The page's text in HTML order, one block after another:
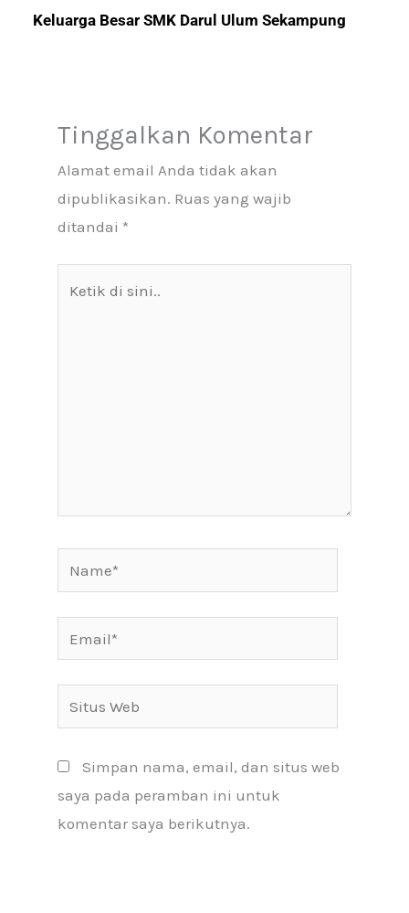
Keluarga Besar SMK Darul Ulum Sekampung
Tinggalkan Komentar
Alamat email Anda tidak akan
dipublikasikan. Ruas yang wajib
ditandai *
Situs
Web
Simpan nama, email, dan situs web
saya pada peramban ini untuk
komentar saya berikutnya.